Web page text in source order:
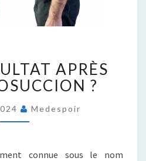
RÉSULTAT
APRÈS
UNE
LIPOSUCCION
?
APRÈS
?
Medespoir
connue sous le nom